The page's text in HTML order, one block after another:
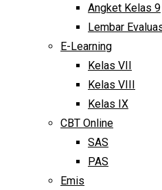
Angket Kelas 9
Lembar
E-Learning
Kelas VII
Kelas VIII
Kelas IX
CBT Online
SAS
PAS
Emis